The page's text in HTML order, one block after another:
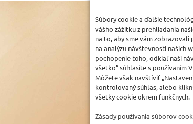
Súbory cookie a ďalšie
vášho zážitku z prehliadania
na to, aby sme vám
na analýzu návštevnosti našich
pochopenie toho, odkiaľ naši
všetko” súhlasíte s používaním
Môžete však navštíviť
kontrolovaný súhlas, alebo
všetky cookie okrem funkčnych.
Zásady používania súborov